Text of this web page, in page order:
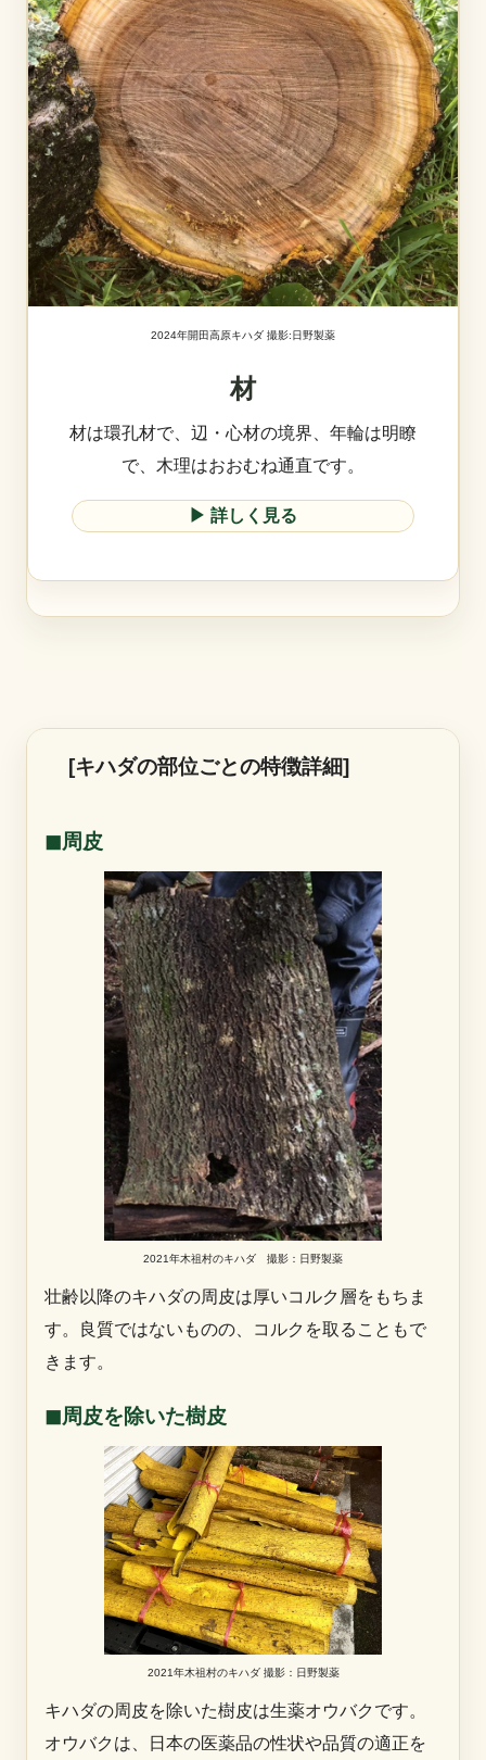
2024年開田高原キハダ 撮影:日野製薬
材
材は環孔材で、辺・心材の境界、年輪は明瞭
で、木理はおおむね通直です。
▶︎ 詳しく見る
[キハダの部位ごとの特徴詳細]
◼︎周皮
2021年木祖村のキハダ 撮影：日野製薬
壮齢以降のキハダの周皮は厚いコルク層をもちま
す。良質ではないものの、コルクを取ることもで
きます。
◼︎周皮を除いた樹皮
2021年木祖村のキハダ 撮影：日野製薬
キハダの周皮を除いた樹皮は生薬オウバクです。
オウバクは、日本の医薬品の性状や品質の適正を